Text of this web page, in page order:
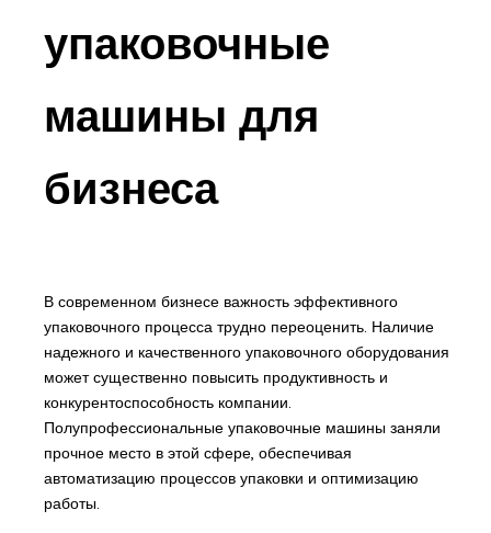
упаковочные
машины для
бизнеса
В современном бизнесе важность эффективного
упаковочного процесса трудно переоценить. Наличие
надежного и качественного упаковочного оборудования
может существенно повысить продуктивность и
конкурентоспособность компании.
Полупрофессиональные упаковочные машины заняли
прочное место в этой сфере, обеспечивая
автоматизацию процессов упаковки и оптимизацию
работы.